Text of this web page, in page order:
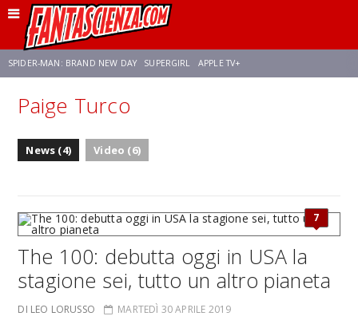
SPIDER-MAN: BRAND NEW DAY SUPERGIRL APPLE TV+
FRANCO RICCIARDIELLO ZENDAYA
Paige Turco
News (4) Video (6)
7
The 100: debutta oggi in USA la
stagione sei, tutto un altro pianeta
DI LEO LORUSSO MARTEDÌ 30 APRILE 2019